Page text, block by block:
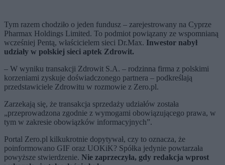
Tym razem chodziło o jeden fundusz – zarejestrowany na Cyprze
Pharmax Holdings Limited. To podmiot powiązany ze wspomnianą
wcześniej Pentą, właścicielem sieci Dr.Max. Inwestor nabył
udziały w polskiej sieci aptek Zdrowit.
– W wyniku transakcji Zdrowit S.A. – rodzinna firma z polskimi
korzeniami zyskuje doświadczonego partnera – podkreślają
przedstawiciele Zdrowitu w rozmowie z Zero.pl.
Zarzekają się, że transakcja sprzedaży udziałów została
„przeprowadzona zgodnie z wymogami obowiązującego prawa, w
tym w zakresie obowiązków informacyjnych”.
Portal Zero.pl kilkukrotnie dopytywał, czy to oznacza, że
poinformowano GIF oraz UOKiK? Spółka jedynie powtarzała
powyższe stwierdzenie. Nie zaprzeczyła, gdy redakcja wprost